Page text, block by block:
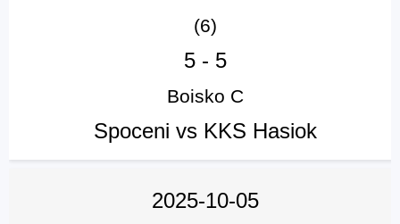
(6)
5 - 5
Boisko C
Spoceni vs KKS Hasiok
2025-10-05